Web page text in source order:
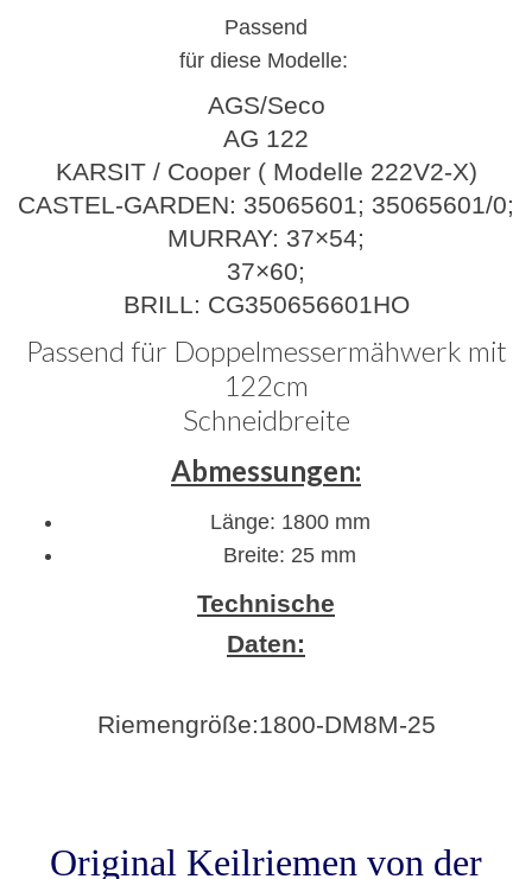
Passend
für diese Modelle:
AGS/Seco
AG 122
KARSIT/ Cooper ( Modelle 222V2-X)
CASTEL-GARDEN: 35065601; 35065601/0;
MURRAY: 37×54;
37×60;
BRILL: CG350656601HO
Passend für Doppelmessermähwerk mit
122cm
Schneidbreite
Abmessungen:
Länge: 1800 mm
Breite: 25 mm
Technische
Daten:
Riemengröße:1800-DM8M-25
Original Keilriemen von der